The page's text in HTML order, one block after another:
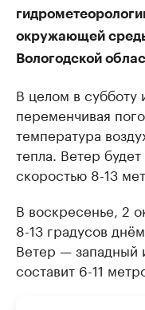
окружающей
Вологодской
В целом в субботу
переменчивая
температура
тепла. Ветер
скоростью 8-13
В воскресенье, 2
8-13 градусов
Ветер — западный
составит 6-11